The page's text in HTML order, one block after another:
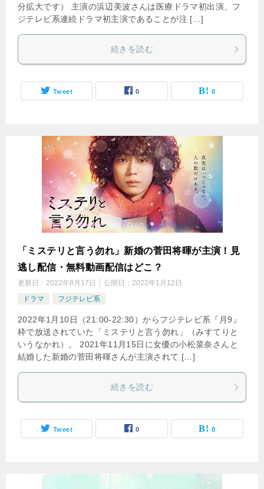
分拡大です） 主演の浜辺美波さんは医療ドラマ初出演、フ
ジテレビ系連続ドラマ初主演であることが注 […]
続きを読む
Tweet 0 0
「ミステリと言う勿れ」新婚の菅田将暉が主演！見
逃し配信・無料動画配信はどこ？
更新日： 2022年8月17日 公開日： 2022年1月12日
ドラマ
フジテレビ系
2022年1月10日（21:00-22:30）からフジテレビ系『月9』
枠で放送されていた「ミステリと言う勿れ」（みすてりと
いうなかれ）。 2021年11月15日に女優の小松菜奈さんと
結婚した新婚の菅田将暉さんが主演されて […]
続きを読む
Tweet 0 0